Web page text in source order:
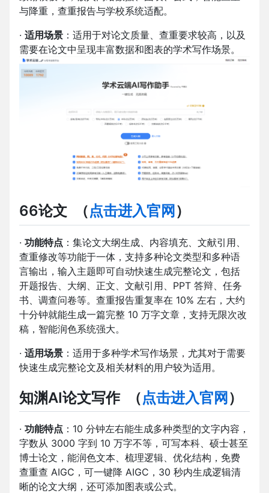
与降重，查重报告与学校系统适配。
· 适用场景 ：适用于对论文质量、查重要求较高，以及
需要在论文中呈现丰富数据和图表的学术写作场景。
66论文 （点击进入官网 ）
· 功能特点 ：集论文大纲生成、内容填充、文献引用、
查重修改等功能于一体，支持多种论文类型和多种语
言输出，输入主题即可自动快速生成完整论文，包括
开题报告、大纲、正文、文献引用、PPT 答辩、任务
书、调查问卷等。查重报告重复率在 10% 左右，大约
十分钟就能生成一篇完整 10 万字文章，支持无限次改
稿，智能润色系统强大。
· 适用场景 ：适用于多种学术写作场景，尤其对于需要
快速生成完整论文及相关材料的用户较为适用。
知渊AI论文写作（点击进入官网）
· 功能特点 ：10 分钟左右能生成多种类型的文字内容，
字数从 3000 字到 10 万字不等，可写本科、硕士甚至
博士论文，能润色文本、梳理逻辑、优化结构，免费
查重查 AIGC，可一键降 AIGC，30 秒内生成逻辑清
晰的论文大纲，还可添加图表或公式。